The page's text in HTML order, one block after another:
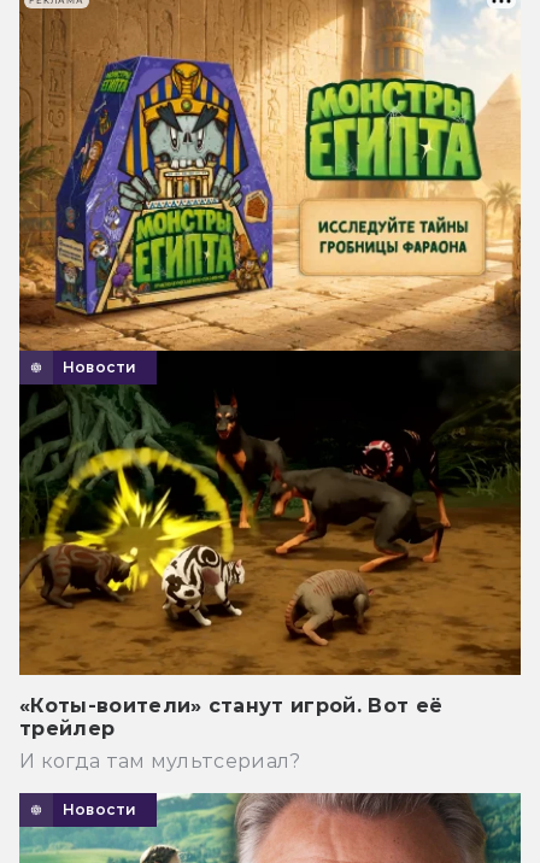
Новости
«Коты-воители» станут игрой. Вот её
трейлер
И когда там мультсериал?
Новости